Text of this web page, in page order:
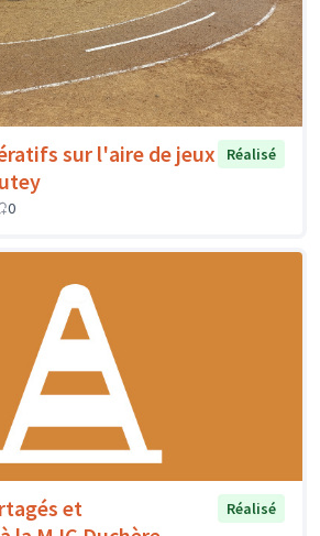
sur l'aire de jeux
Réalisé
0
et
Réalisé